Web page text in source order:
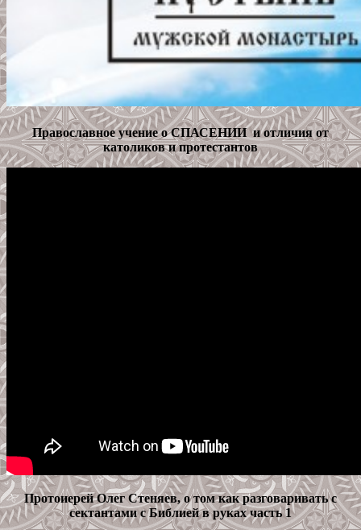
Православное учение о СПАСЕНИИ и отличия от
католиков и протестантов
Протоиерей Олег Стеняев, о том как разговаривать с
сектантами с Библией в руках часть 1